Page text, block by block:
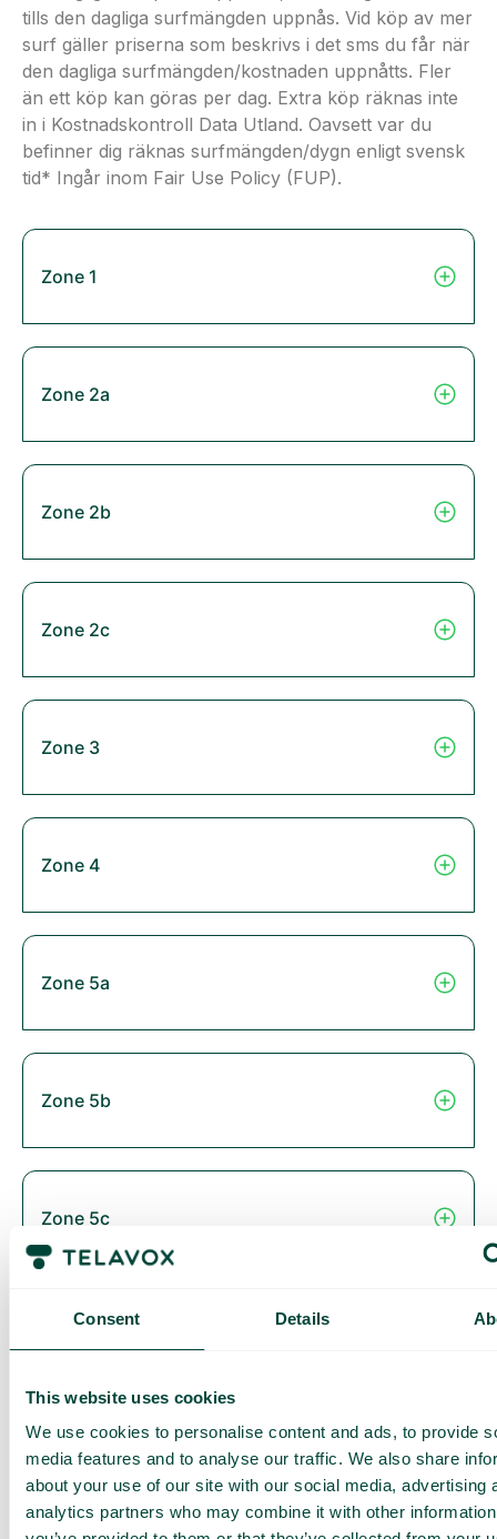
Consent Details
This website uses cookies
We use cookies to personalise content and ads, to provide
media features and to analyse our traffic. We also share
about your use of our site with our social media, advertising
analytics partners who may combine it with other
tills den dagliga surfmängden uppnås. Vid köp av mer
surf gäller priserna som beskrivs i det sms du får när
den dagliga surfmängden/kostnaden uppnåtts. Fler
än ett köp kan göras per dag. Extra köp räknas inte
in i Kostnadskontroll Data Utland. Oavsett var du
befinner dig räknas surfmängden/dygn enligt svensk
tid* Ingår inom Fair Use Policy (FUP).
Zone 1
Zone 2a
Zone 2b
Zone 2c
Zone 3
Zone 4
Zone 5a
Zone 5b
Zone 5c
Thailand